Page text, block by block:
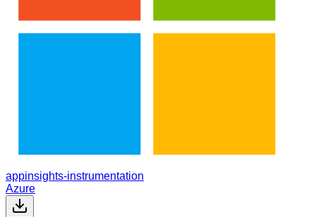
appinsights-instrumentation
Azure